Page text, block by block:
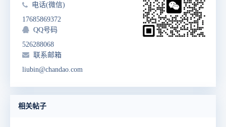
电话(微信)
17685869372
QQ号码
526288068
联系邮箱
liubin@chandao.com
相关帖子